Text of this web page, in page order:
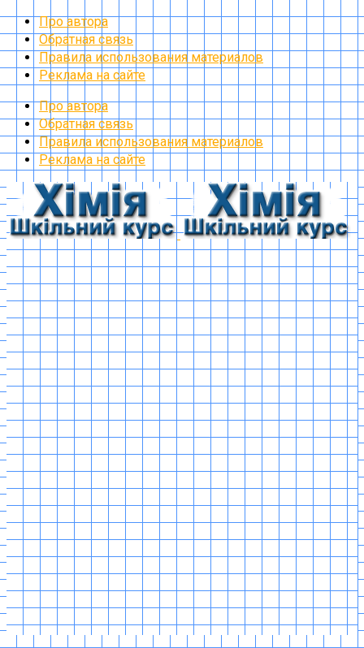
Про автора
Обратная связь
Правила использования материалов
Реклама на сайте
Про автора
Обратная связь
Правила использования материалов
Реклама на сайте